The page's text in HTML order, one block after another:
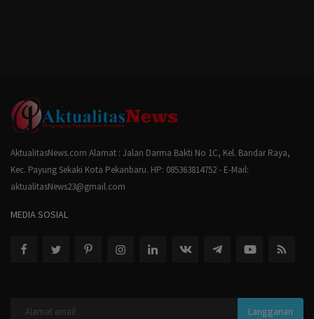
AktualitasNews.com Alamat : Jalan Darma Bakti No 1C, Kel. Bandar Raya,
Kec. Payung Sekaki Kota Pekanbaru. HP: 085363814752 - E-Mail:
aktualitasNews23@gmail.com
MEDIA SOSIAL
Langganan